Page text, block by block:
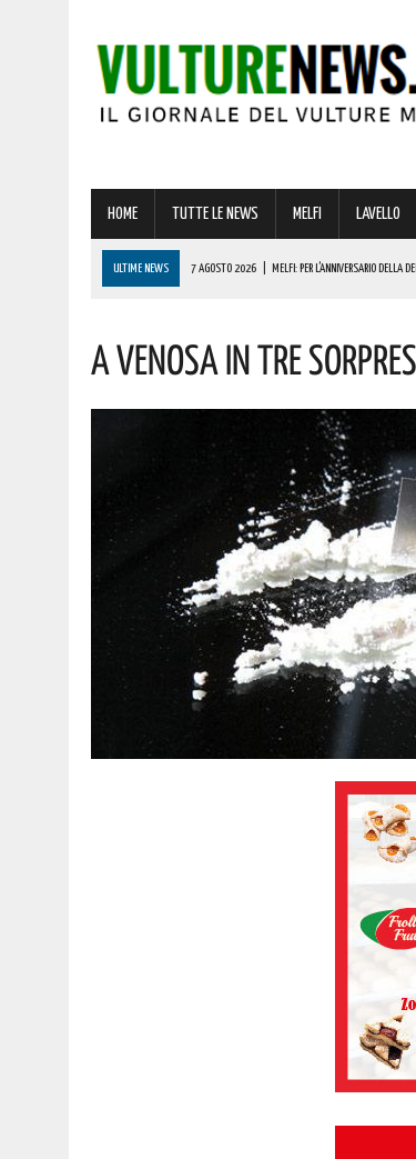
HOME TUTTE LE NEWS MELFI LAVELLO
ULTIME NEWS 7 AGOSTO 2026 MELFI: PER L’ANNIVERSARIO DELLA
7 AGOSTO 2026 | RIONERO CELEBRA L’AMATISSIMA MADONNA DEL
BENZINA ANNACQUATA E GASOLIO SPORCO, UN
A VENOSA IN TRE